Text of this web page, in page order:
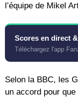
l’équipe de Mikel
Scores en direct
Téléchargez l'app
Selon la BBC, les
un accord pour